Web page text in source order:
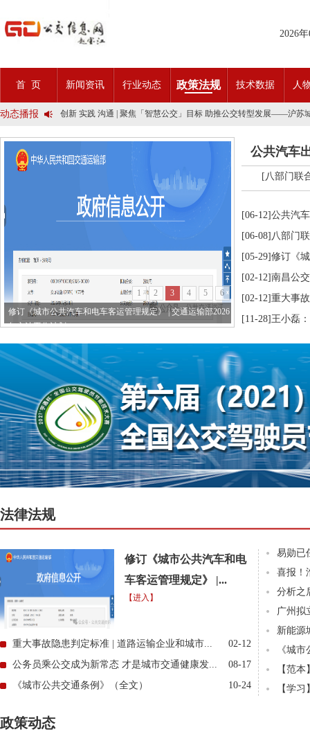
2026
首 页 新闻资讯 行业动态 政策法规 技术数据 人
动态播报
宜昌公交春节滨江观光定制巴士18日开行！
传承张謇精神•厚植为民情怀•党建引领前行•文化润企发展——南通
创新 实践 沟通 | 聚焦「智慧公交」目标 助推公交转型发展——沪苏
今日生效！新《安全生产法》处罚条款对照
交通运输部、科学技术部发布关于科技创新驱动加快建设交通强国
2025市民出行新方案 | 久事公交开通首条需求响应式定制班线
第九届公交都市发展论坛 (深圳)邀请函
石河子市公交公司荣获全国五一劳动奖状
宜昌公交春节滨江观光定制巴士18日开行！
传承张謇精神•厚植为民情怀•党建引领前行•文化润企发展——南通
岁月为鉴人民为证，百年北京公交实现历史性跨越！
今日生效！新《安全生产法》处罚条款对照
交通运输部、科学技术部发布关于科技创新驱动加快建设交通强国
修订《城市公共汽车和电车客运管理规定》 | 交通运输部2026
年立法工作计划
1 2 3 4 5 6
公共汽车
[八部门联
[06-12]公共汽
[06-08] 八部门
[05-29]修订《
[02-12]南昌公
[02-12]重大事
[11-28]王小磊
法律法规
修订《城市公共汽车和电
车客运管理规定》 |...
【进入】
02-12
重大事故隐患判定标准 | 道路运输企业和城市...
08-17
公务员乘公交成为新常态 才是城市交通健康发...
10-24
《城市公共交通条例》（全文）
易勋已
喜报！
分析之
广州拟
新能源
《城
【范
【学
政策动态